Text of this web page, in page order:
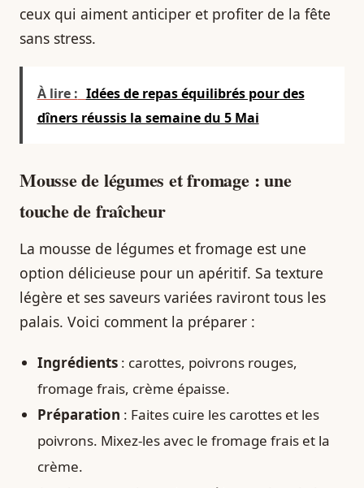
ceux qui aiment anticiper et profiter de la fête
sans stress.
À lire : Idées de repas équilibrés pour des
dîners réussis la semaine du 5 Mai
Mousse de légumes et fromage : une
touche de fraîcheur
La mousse de légumes et fromage est une
option délicieuse pour un apéritif. Sa texture
légère et ses saveurs variées raviront tous les
palais. Voici comment la préparer :
Ingrédients : carottes, poivrons rouges,
fromage frais, crème épaisse.
Préparation : Faites cuire les carottes et les
poivrons. Mixez-les avec le fromage frais et la
crème.